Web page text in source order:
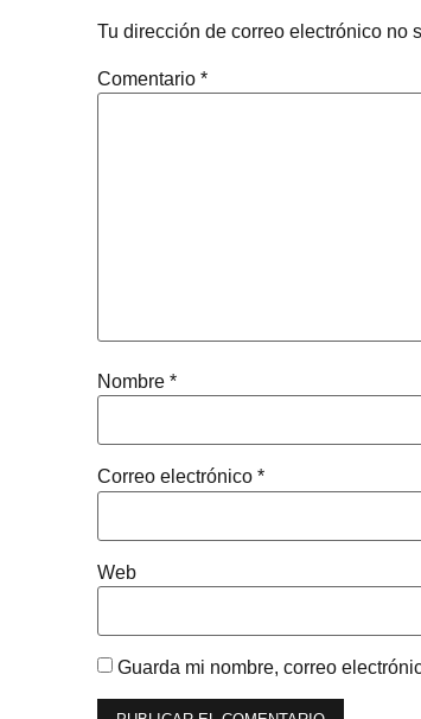
Tu dirección de correo electrónico no
Comentario *
Nombre *
Correo electrónico *
Web
Guarda mi nombre, correo